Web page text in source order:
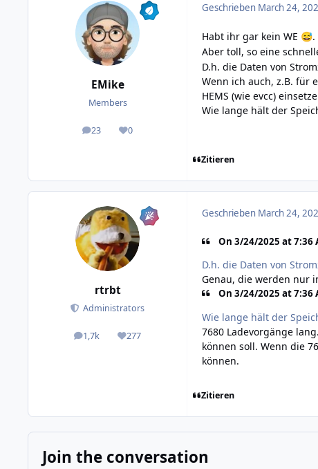
EMike
Members
23
posts 0
Reputation
Geschrieben March 24,
Habt ihr gar kein WE 😅.
Aber toll, so eine
D.h. die Daten von
Wenn ich auch, z.B. für
HEMS (wie evcc)
Wie lange hält der
Zitieren
rtrbt
Administrators
1,7k
posts 277
Reputation
Geschrieben March 24,
On 3/24/2025 at 7:36
D.h. die Daten von
Genau, die werden nur
On 3/24/2025 at 7:36
Wie lange hält der
7680 Ladevorgänge
können soll. Wenn die
können.
Zitieren
Join the conversation